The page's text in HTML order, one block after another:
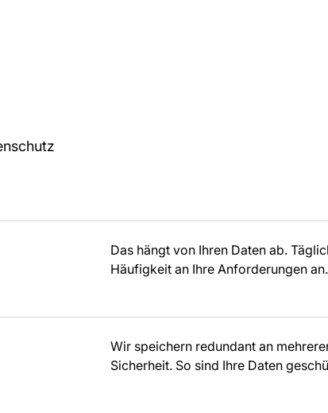
Das hängt von Ihren Daten ab.
Häufigkeit an Ihre Anforderungen
Wir speichern redundant an
Sicherheit. So sind Ihre Daten